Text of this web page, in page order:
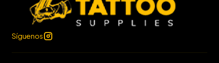
Síguenos